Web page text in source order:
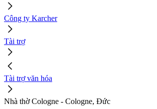
Công ty Karcher
Tài trợ
Tài trợ văn hóa
Nhà thờ Cologne - Cologne, Đức